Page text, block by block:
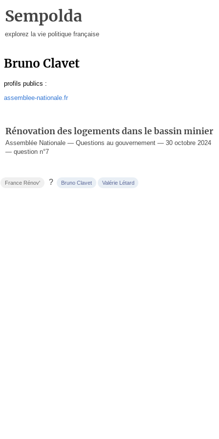
Sempolda
explorez la vie politique française
Bruno Clavet
profils publics :
assemblee-nationale.fr
Rénovation des logements dans le bassin minier
Assemblée Nationale — Questions au gouvernement — 30 octobre 2024
— question n°7
France Rénov' ? Bruno Clavet Valérie Létard